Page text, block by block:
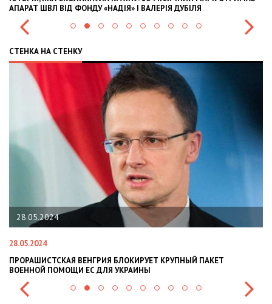
АПАРАТ ШВЛ ВІД ФОНДУ «НАДІЯ» І ВАЛЕРІЯ ДУБІЛЯ
СТЕНКА НА СТЕНКУ
28.05.2024
28.05.2024
ПРОРАШИСТСКАЯ ВЕНГРИЯ БЛОКИРУЕТ КРУПНЫЙ ПАКЕТ
ВОЕННОЙ ПОМОЩИ ЕС ДЛЯ УКРАИНЫ